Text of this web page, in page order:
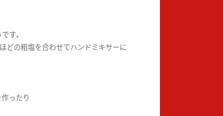
す｡
どの粗塩を合わせてハンドミキサーに
ったり